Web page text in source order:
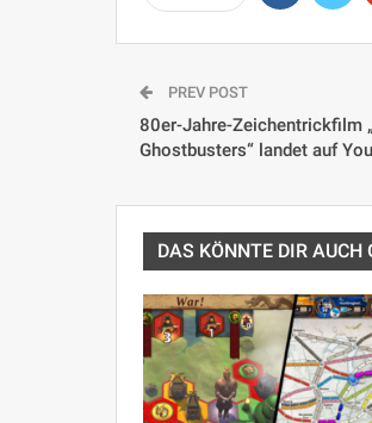
PREV POST
80er-Jahre-Zeichentrickfilm
Ghostbusters“ landet auf
DAS KÖNNTE DIR AUCH